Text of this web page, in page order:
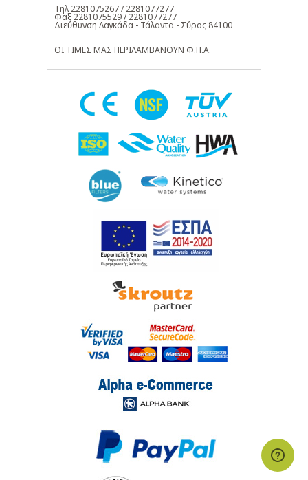
Τηλ 2281075267 / 2281077277
Φαξ 2281075529 / 2281077277
Διεύθυνση Λαγκάδα - Τάλαντα - Σύρος 84100
ΟΙ ΤΙΜΕΣ ΜΑΣ ΠΕΡΙΛΑΜΒΑΝΟΥΝ Φ.Π.Α.